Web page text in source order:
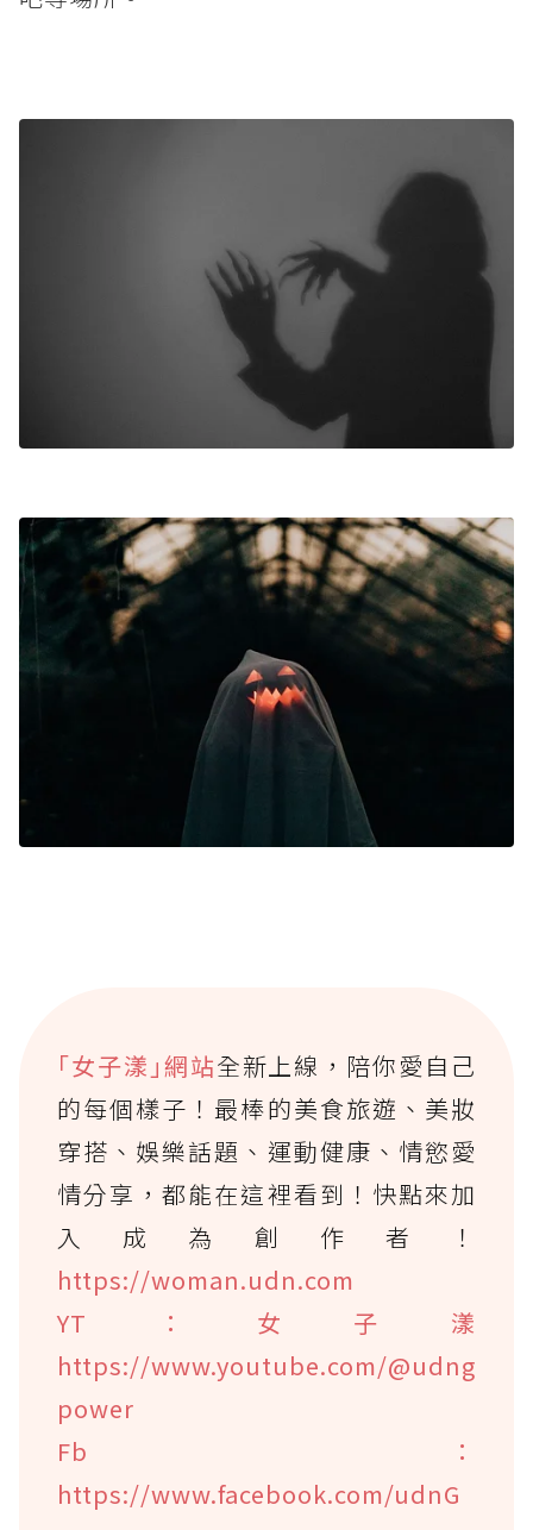
｢女子漾｣網站全新上線，陪你愛自己
的每個樣子！最棒的美食旅遊、美妝
穿搭、娛樂話題、運動健康、情慾愛
情分享，都能在這裡看到！快點來加
入成為創作者！
https://woman.udn.com
YT：女子漾
https://www.youtube.com/@udng
power
Fb：
https://www.facebook.com/udnG